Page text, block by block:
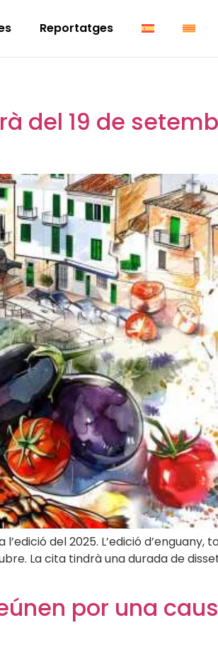
Reportatges
del 19 de
del 2025. L’edició d’enguany,
La cita tindrà una durada de
por una